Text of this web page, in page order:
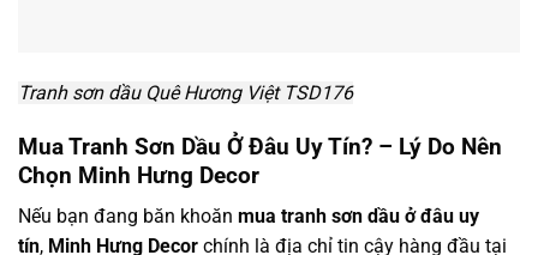
Tranh sơn dầu Quê Hương Việt TSD176
Mua Tranh Sơn Dầu Ở Đâu Uy Tín? – Lý Do Nên
Chọn Minh Hưng Decor
Nếu bạn đang băn khoăn mua tranh sơn dầu ở đâu uy
tín, Minh Hưng Decor chính là địa chỉ tin cậy hàng đầu tại